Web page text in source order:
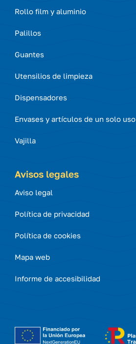
Rollo film y aluminio
Palillos
Guantes
Utensilios de limpieza
Dispensadores
Envases y artículos de un solo uso
Vajilla
Avisos legales
Aviso legal
Política de privacidad
Política de cookies
Mapa web
Informe de accesibilidad